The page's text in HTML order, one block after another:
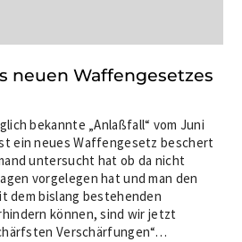
neuen Waffengesetzes
bekannte „Anlaßfall“ vom Juni
ein neues Waffengesetz beschert
untersucht hat ob da nicht
vorgelegen hat und man den
dem bislang bestehenden
können, sind wir jetzt
Verschärfungen“…